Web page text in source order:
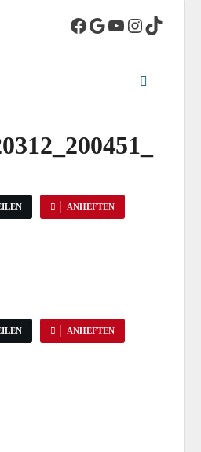
Stadt
ANHEFTEN
ANHEFTEN